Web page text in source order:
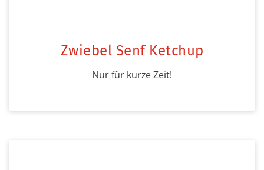
Zwiebel Senf Ketchup
Nur für kurze Zeit!